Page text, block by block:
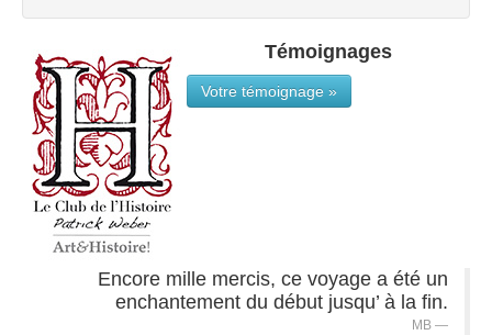
Témoignages
Encore mille mercis, ce voyage a été un
enchantement du début jusqu’ à la fin.
MB
Votre témoignage »